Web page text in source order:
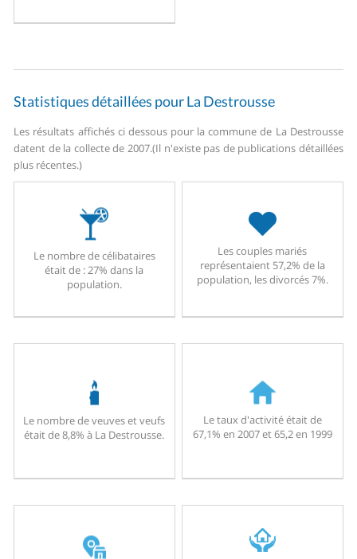
Statistiques détaillées pour La Destrousse
Les résultats affichés ci dessous pour la commune de La Destrousse
datent de la collecte de 2007.(Il n'existe pas de publications détaillées
plus récentes.)
Le nombre de célibataires
était de : 27% dans la
population.
Les couples mariés
représentaient 57,2% de la
population, les divorcés 7%.
Le nombre de veuves et veufs
était de 8,8% à La Destrousse.
Le taux d'activité était de
67,1% en 2007 et 65,2 en 1999